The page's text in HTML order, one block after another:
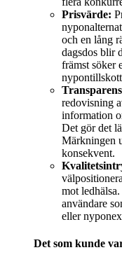
Prisvärde:
och en lång
dagsdos blir
främst söker
redovisning
information
Det gör det
Märkningen
konsekvent.
mot
användare
eller
Det som kunde